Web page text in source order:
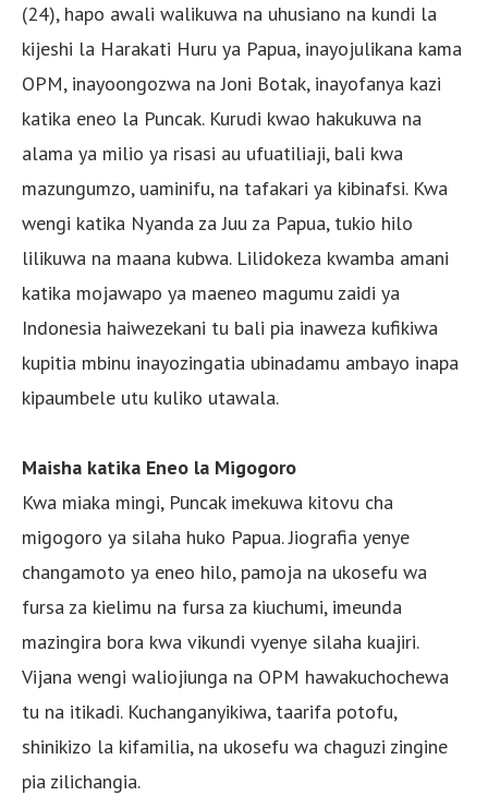
(24), hapo awali walikuwa na uhusiano na kundi la
kijeshi la Harakati Huru ya Papua, inayojulikana kama
OPM, inayoongozwa na Joni Botak, inayofanya kazi
katika eneo la Puncak. Kurudi kwao hakukuwa na
alama ya milio ya risasi au ufuatiliaji, bali kwa
mazungumzo, uaminifu, na tafakari ya kibinafsi. Kwa
wengi katika Nyanda za Juu za Papua, tukio hilo
lilikuwa na maana kubwa. Lilidokeza kwamba amani
katika mojawapo ya maeneo magumu zaidi ya
Indonesia haiwezekani tu bali pia inaweza kufikiwa
kupitia mbinu inayozingatia ubinadamu ambayo inapa
kipaumbele utu kuliko utawala.
Maisha katika Eneo la Migogoro
Kwa miaka mingi, Puncak imekuwa kitovu cha
migogoro ya silaha huko Papua. Jiografia yenye
changamoto ya eneo hilo, pamoja na ukosefu wa
fursa za kielimu na fursa za kiuchumi, imeunda
mazingira bora kwa vikundi vyenye silaha kuajiri.
Vijana wengi waliojiunga na OPM hawakuchochewa
tu na itikadi. Kuchanganyikiwa, taarifa potofu,
shinikizo la kifamilia, na ukosefu wa chaguzi zingine
pia zilichangia.